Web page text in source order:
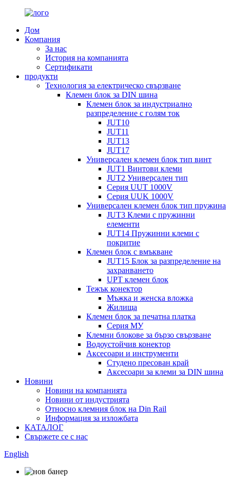
Дом
Компания
За нас
История на компанията
Сертификати
продукти
Технология за електрическо свързване
Клемен блок за DIN шина
Клемен блок за индустриално
разпределение с голям ток
JUT10
JUT11
JUT13
JUT17
Универсален клемен блок тип винт
JUT1 Винтови клеми
JUT2 Универсален тип
Серия UUT 1000V
Серия UUK 1000V
Универсален клемен блок тип пружина
JUT3 Клеми с пружинни
елементи
JUT14 Пружинни клеми с
покритие
Клемен блок с вмъкване
JUT15 Блок за разпределение на
захранването
UPT клемен блок
Тежък конектор
Мъжка и женска вложка
Жилища
Клемен блок за печатна платка
Серия МУ
Клемни блокове за бързо свързване
Водоустойчив конектор
Аксесоари и инструменти
Студено пресован край
Аксесоари за клеми за DIN шина
Новини
Новини на компанията
Новини от индустрията
Относно клемния блок на Din Rail
Информация за изложбата
КАТАЛОГ
Свържете се с нас
English